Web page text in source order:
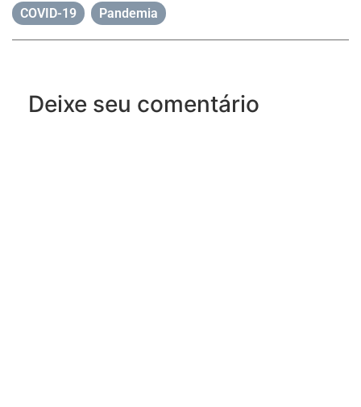
COVID-19 Pandemia
Deixe seu comentário